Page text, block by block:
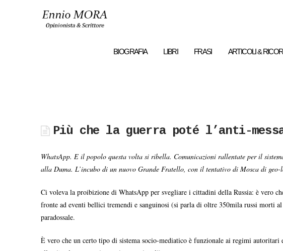
Ennio
BIOGRAFIA LIBRI FRASI ARTICOLI &
Più che la guerra poté l’anti-
WhatsApp. E il popolo questa volta si ribella. Comunicazioni rallentate per il
alla Duma. L’incubo di un nuovo Grande Fratello, con il tentativo di Mosca di
Ci voleva la proibizione di WhatsApp per svegliare i cittadini della Russia: è vero
fronte ad eventi bellici tremendi e sanguinosi (si parla di oltre 350mila russi morti
paradossale.
È vero che un certo tipo di sistema socio-mediatico è funzionale ai regimi